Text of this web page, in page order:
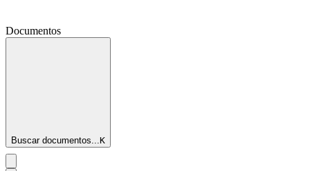
Documentos
Buscar documentos...K